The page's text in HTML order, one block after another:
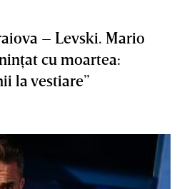
– Levski. Mario
cu moartea:
la vestiare”